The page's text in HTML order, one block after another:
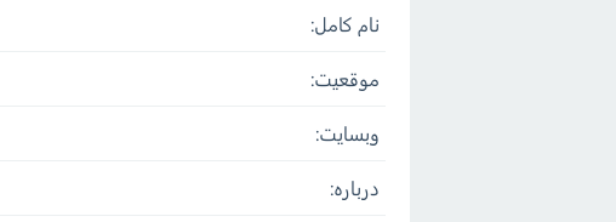
نام کامل:
موقعیت:
وبسایت:
درباره: